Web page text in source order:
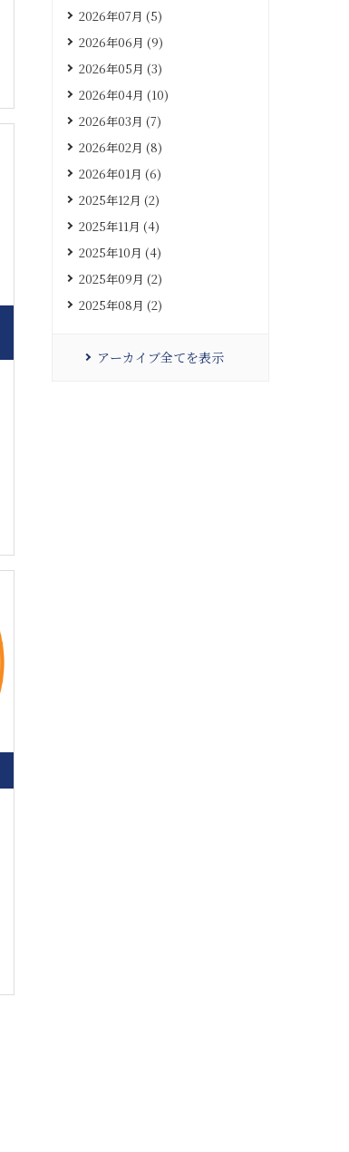
2026年07月 (5)
2026年06月 (9)
2026年05月 (3)
2026年04月 (10)
2026年03月 (7)
2026年02月 (8)
2026年01月 (6)
2025年12月 (2)
2025年11月 (4)
2025年10月 (4)
2025年09月 (2)
2025年08月 (2)
アーカイブ全てを表示